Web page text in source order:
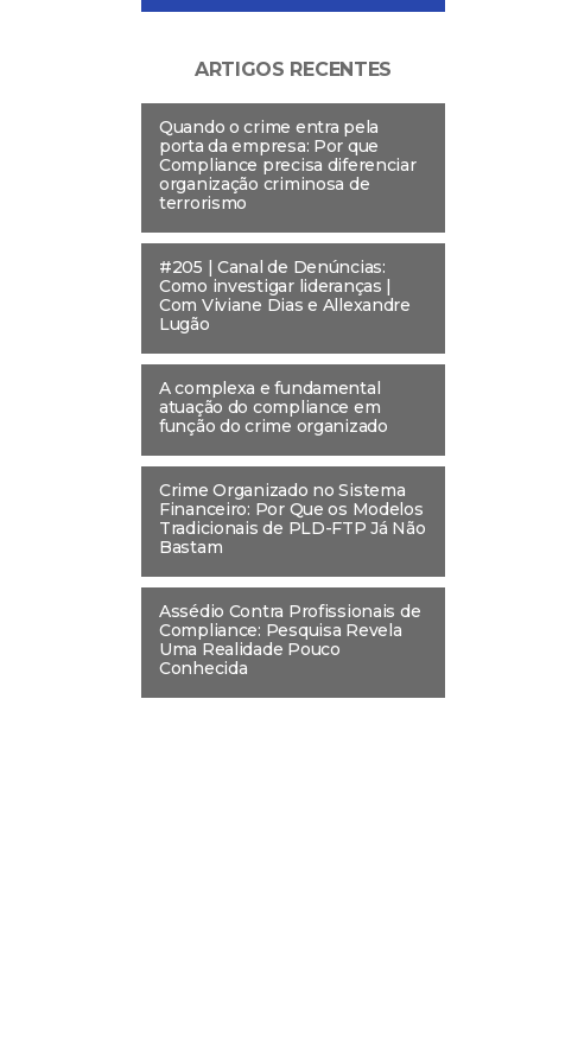
ARTIGOS RECENTES
Quando o crime entra pela
porta da empresa: Por que
Compliance precisa diferenciar
organização criminosa de
terrorismo
#205 | Canal de Denúncias:
Como investigar lideranças |
Com Viviane Dias e Allexandre
Lugão
A complexa e fundamental
atuação do compliance em
função do crime organizado
Crime Organizado no Sistema
Financeiro: Por Que os Modelos
Tradicionais de PLD-FTP Já Não
Bastam
Assédio Contra Profissionais de
Compliance: Pesquisa Revela
Uma Realidade Pouco
Conhecida